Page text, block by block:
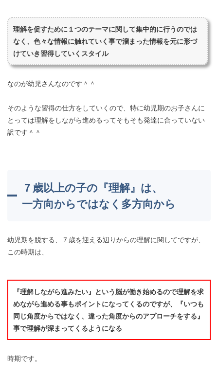
理解を促すために１つのテーマに関して集中的に行うのでは
なく、色々な情報に触れていく事で溜まった情報を元に形づ
けていき習得していくスタイル
なのが幼児さんなのです＾＾
そのような習得の仕方をしていくので、特に幼児期のお子さんに
とっては理解をしながら進めるってそもそも発達に合っていない
訳です＾＾
７歳以上の子の『理解』は、
一方向からではなく多方向から
幼児期を脱する、７歳を迎える辺りからの理解に関してですが、
この時期は、
『理解しながら進みたい』という脳が働き始めるので理解を求
めながら進める事もポイントになってくるのですが、『いつも
同じ角度からではなく、違った角度からのアプローチをする』
事で理解が深まってくるようになる
時期です。